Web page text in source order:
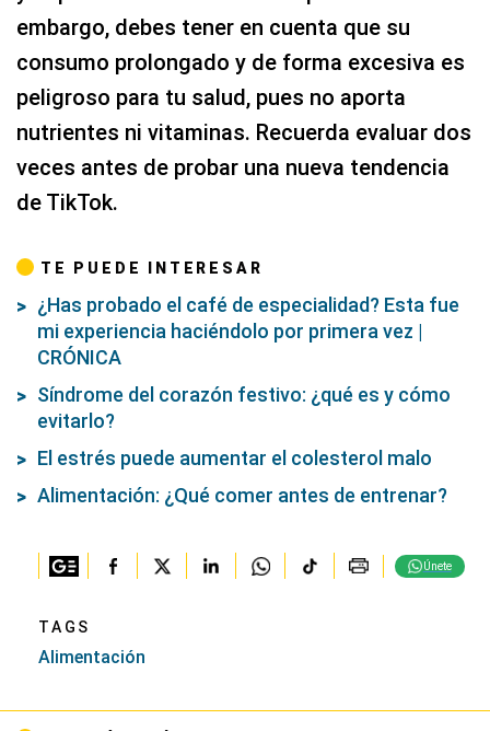
embargo, debes tener en cuenta que su
consumo prolongado y de forma excesiva es
peligroso para tu salud, pues no aporta
nutrientes ni vitaminas. Recuerda evaluar dos
veces antes de probar una nueva tendencia
de TikTok.
TE PUEDE INTERESAR
¿Has probado el café de especialidad? Esta fue
mi experiencia haciéndolo por primera vez |
CRÓNICA
Síndrome del corazón festivo: ¿qué es y cómo
evitarlo?
El estrés puede aumentar el colesterol malo
Alimentación: ¿Qué comer antes de entrenar?
Únete
TAGS
Alimentación